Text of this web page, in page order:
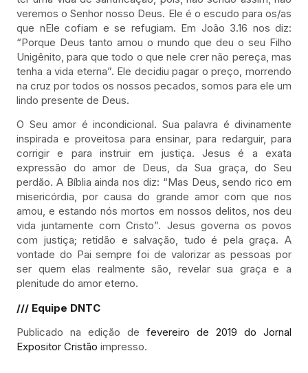
veremos o Senhor nosso Deus. Ele é o escudo para os/as
que nEle cofiam e se refugiam. Em João 3.16 nos diz:
“Porque Deus tanto amou o mundo que deu o seu Filho
Unigênito, para que todo o que nele crer não pereça, mas
tenha a vida eterna”. Ele decidiu pagar o preço, morrendo
na cruz por todos os nossos pecados, somos para ele um
lindo presente de Deus.
O Seu amor é incondicional. Sua palavra é divinamente
inspirada e proveitosa para ensinar, para redarguir, para
corrigir e para instruir em justiça. Jesus é a exata
expressão do amor de Deus, da Sua graça, do Seu
perdão. A Bíblia ainda nos diz: “Mas Deus, sendo rico em
misericórdia, por causa do grande amor com que nos
amou, e estando nós mortos em nossos delitos, nos deu
vida juntamente com Cristo”. Jesus governa os povos
com justiça; retidão e salvação, tudo é pela graça. A
vontade do Pai sempre foi de valorizar as pessoas por
ser quem elas realmente são, revelar sua graça e a
plenitude do amor eterno.
/// Equipe DNTC
Publicado na edição de fevereiro de 2019 do Jornal
Expositor Cristão impresso.